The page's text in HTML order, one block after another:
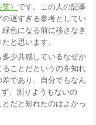
） です。この人の記事
遅すぎる参考としてい
色になる前に移さなき
と思います。
多少共感しているなぜか
ことだというのを知れ
であり、自分でもなん
、測りようもないの
だと知れたのはよかっ